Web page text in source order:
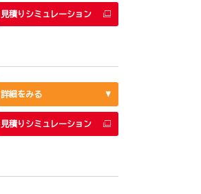
見積りシミュレーション
詳細をみる
見積りシミュレーション